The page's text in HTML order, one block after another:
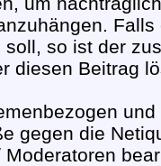
so ist der
diesen Beitrag
gegen die